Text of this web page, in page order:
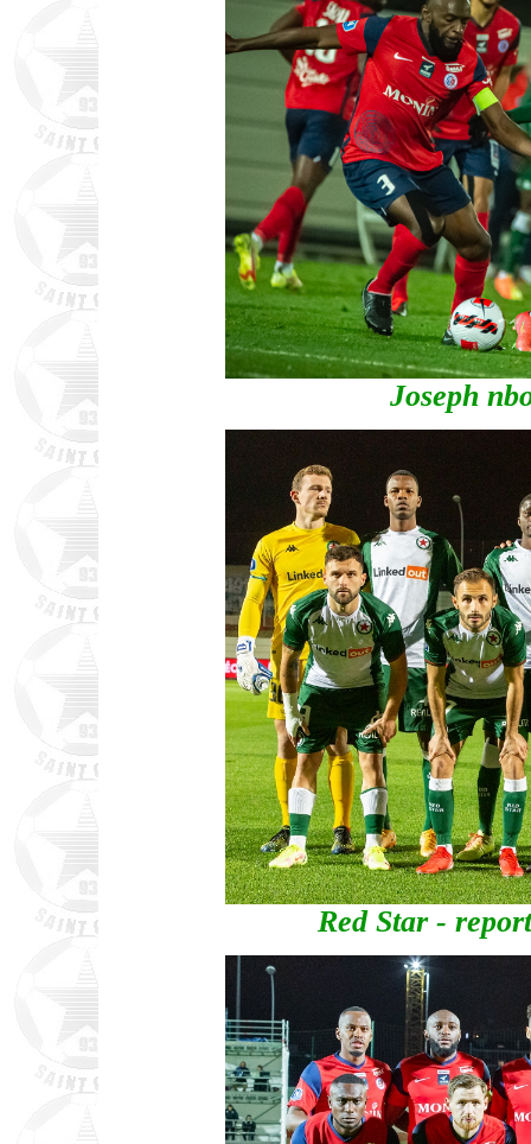
Joseph
Red Star -